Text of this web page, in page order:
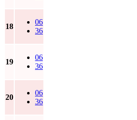
18
06
36
19
06
36
20
06
36